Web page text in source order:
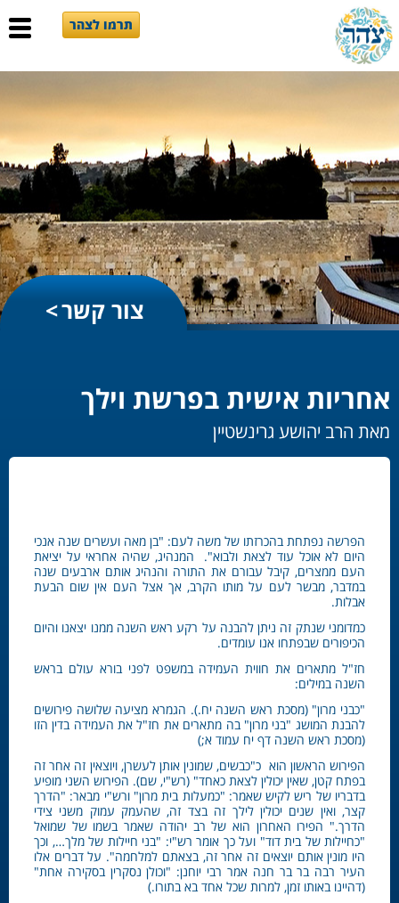
תרמו לצהר
צור קשר
אחריות אישית בפרשת וילך
מאת הרב יהושע גרינשטיין
הפרשה נפתחת בהכרזתו של משה לעם: "בן מאה ועשרים שנה אנכי
היום לא אוכל עוד לצאת ולבוא". המנהיג, שהיה אחראי על יציאת
העם ממצרים, קיבל עבורם את התורה והנהיג אותם ארבעים שנה
במדבר, מבשר לעם על מותו הקרב, אך אצל העם אין שום הבעת
אבלות.
כמדומני שנתק זה ניתן להבנה על רקע ראש השנה ממנו יצאנו והיום
הכיפורים שבפתחו אנו עומדים.
חז"ל מתארים את חווית העמידה במשפט לפני בורא עולם בראש
השנה במילים:
"כבני מרון" (מסכת ראש השנה יח.). הגמרא מציעה שלושה פירושים
להבנת המושג "בני מרון" בה מתארים את חז"ל את העמידה בדין הזו
(מסכת ראש השנה דף יח עמוד א;)
הפירוש הראשון הוא כ"כבשים, שמונין אותן לעשרן, ויוצאין זה אחר זה
בפתח קטן, שאין יכולין לצאת כאחד" (רש"י, שם). הפירוש השני מופיע
בדבריו של ריש לקיש שאמר: "כמעלות בית מרון" ורש"י מבאר: "הדרך
קצר, ואין שנים יכולין לילך זה בצד זה, שהעמק עמוק משני צידי
הדרך." הפירו האחרון הוא של רב יהודה שאמר בשמו של שמואל
"כחיילות של בית דוד" ועל כך אומר רש"י: "בני חיילות של מלך…, וכך
היו מונין אותם יוצאים זה אחר זה, בצאתם למלחמה". על דברים אלו
העיר רבה בר בר חנה אמר רבי יוחנן: "וכולן נסקרין בסקירה אחת"
(דהיינו באותו זמן, למרות שכל אחד בא בתורו.)